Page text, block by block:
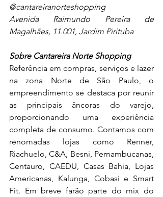
@cantareiranorteshopping
Avenida Raimundo Pereira de
Magalhães, 11.001, Jardim Pirituba
Sobre Cantareira Norte Shopping
Referência em compras, serviços e lazer
na zona Norte de São Paulo, o
empreendimento se destaca por reunir
as principais âncoras do varejo,
proporcionando uma experiência
completa de consumo. Contamos com
renomadas lojas como Renner,
Riachuelo, C&A, Besni, Pernambucanas,
Centauro, CAEDU, Casas Bahia, Lojas
Americanas, Kalunga, Cobasi e Smart
Fit. Em breve farão parte do mix do